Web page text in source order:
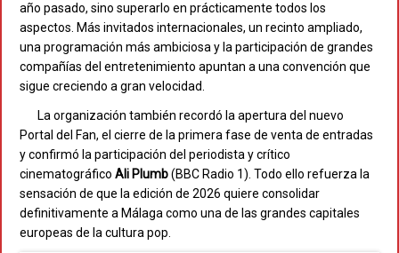
año pasado, sino superarlo en prácticamente todos los
aspectos. Más invitados internacionales, un recinto ampliado,
una programación más ambiciosa y la participación de grandes
compañías del entretenimiento apuntan a una convención que
sigue creciendo a gran velocidad.
La organización también recordó la apertura del nuevo
Portal del Fan, el cierre de la primera fase de venta de entradas
y confirmó la participación del periodista y crítico
cinematográfico Ali Plumb(BBC Radio 1). Todo ello refuerza la
sensación de que la edición de 2026 quiere consolidar
definitivamente a Málaga como una de las grandes capitales
europeas de la cultura pop.